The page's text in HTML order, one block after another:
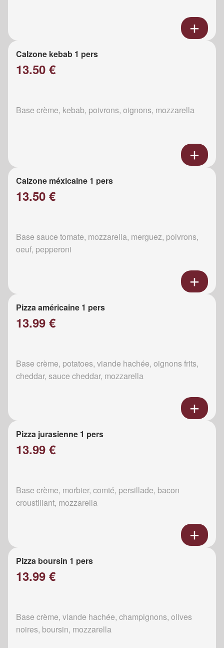
Calzone kebab 1 pers
13.50 €
Base crème, kebab, poivrons, oignons, mozzarella
Calzone méxicaine 1 pers
13.50 €
Base sauce tomate, mozzarella, merguez, poivrons,
oeuf, pepperoni
Pizza américaine 1 pers
13.99 €
Base crème, potatoes, viande hachée, oignons frits,
cheddar, sauce cheddar, mozzarella
Pizza jurasienne 1 pers
13.99 €
Base crème, morbier, comté, persillade, bacon
croustillant, mozzarella
Pizza boursin 1 pers
13.99 €
Base crème, viande hachée, champignons, olives
noires, boursin, mozzarella